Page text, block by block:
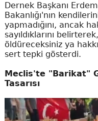
Dernek Başkanı
Bakanlığı'nın
yapmadığını, ancak
sayıldıklarını
öldüreceksiniz ya
sert tepki gösterdi.
Meclis'te "Barikat"
Tasarısı